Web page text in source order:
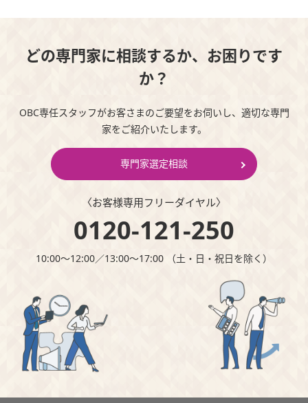
どの専門家に相談するか、お困りです
か？
OBC専任スタッフがお客さまのご要望をお伺いし、適切な専門
家をご紹介いたします。
専門家選定相談
〈お客様専⽤フリーダイヤル〉
0120-121-250
10:00～12:00∕13:00～17:00 （⼟・⽇・祝⽇を除く）